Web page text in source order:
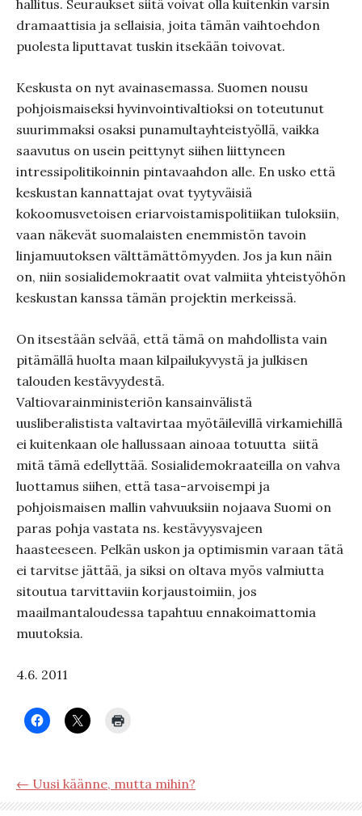
hallitus. Seuraukset siitä voivat olla kuitenkin varsin
dramaattisia ja sellaisia, joita tämän vaihtoehdon
puolesta liputtavat tuskin itsekään toivovat.
Keskusta on nyt avainasemassa. Suomen nousu
pohjoismaiseksi hyvinvointivaltioksi on toteutunut
suurimmaksi osaksi punamultayhteistyöllä, vaikka
saavutus on usein peittynyt siihen liittyneen
intressipolitikoinnin pintavaahdon alle. En usko että
keskustan kannattajat ovat tyytyväisiä
kokoomusvetoisen eriarvoistamispolitiikan tuloksiin,
vaan näkevät suomalaisten enemmistön tavoin
linjamuutoksen välttämättömyyden. Jos ja kun näin
on, niin sosialidemokraatit ovat valmiita yhteistyöhön
keskustan kanssa tämän projektin merkeissä.
On itsestään selvää, että tämä on mahdollista vain
pitämällä huolta maan kilpailukyvystä ja julkisen
talouden kestävyydestä.
Valtiovarainministeriön kansainvälistä
uusliberalistista valtavirtaa myötäilevillä virkamiehillä
ei kuitenkaan ole hallussaan ainoaa totuutta siitä
mitä tämä edellyttää. Sosialidemokraateilla on vahva
luottamus siihen, että tasa-arvoisempi ja
pohjoismaisen mallin vahvuuksiin nojaava Suomi on
paras pohja vastata ns. kestävyysvajeen
haasteeseen. Pelkän uskon ja optimismin varaan tätä
ei tarvitse jättää, ja siksi on oltava myös valmiutta
sitoutua tarvittaviin korjaustoimiin, jos
maailmantaloudessa tapahtuu ennakoimattomia
muutoksia.
4.6. 2011
← Uusi käänne, mutta mihin?